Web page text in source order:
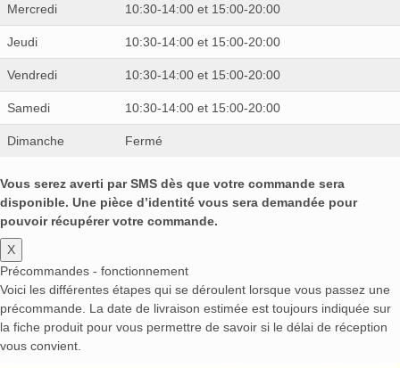
Mercredi 10:30-14:00 et 15:00-20:00
Jeudi 10:30-14:00 et 15:00-20:00
Vendredi 10:30-14:00 et 15:00-20:00
Samedi 10:30-14:00 et 15:00-20:00
Dimanche Fermé
Vous serez averti par SMS dès que votre commande sera
disponible. Une pièce d’identité vous sera demandée pour
pouvoir récupérer votre commande.
X
Précommandes - fonctionnement
Voici les différentes étapes qui se déroulent lorsque vous passez une
précommande. La date de livraison estimée est toujours indiquée sur
la fiche produit pour vous permettre de savoir si le délai de réception
vous convient.